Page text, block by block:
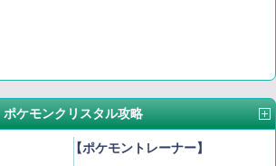
ポケモンクリスタル攻略
【ポケモントレーナー】